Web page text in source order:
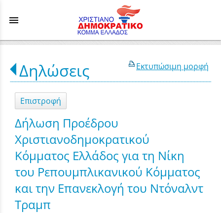
menu
Εκτυπώσιμη μορφή
Δηλώσεις
Επιστροφή
Δήλωση Προέδρου
Χριστιανοδημοκρατικού
Κόμματος Ελλάδος για τη Νίκη
του Ρεπουμπλικανικού Κόμματος
και την Επανεκλογή του Ντόναλντ
Τραμπ